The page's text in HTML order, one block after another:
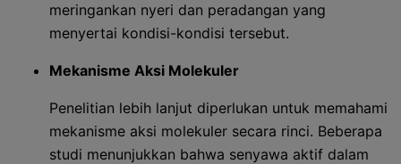
meringankan nyeri dan peradangan yang
menyertai kondisi-kondisi tersebut.
Mekanisme Aksi Molekuler
Penelitian lebih lanjut diperlukan untuk memahami
mekanisme aksi molekuler secara rinci. Beberapa
studi menunjukkan bahwa senyawa aktif dalam